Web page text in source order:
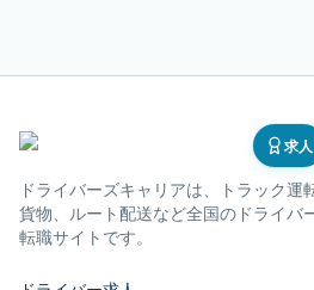
求人
ドライバーズキャリアは、トラック運
貨物、ルート配送など全国のドライバ
転職サイトです。